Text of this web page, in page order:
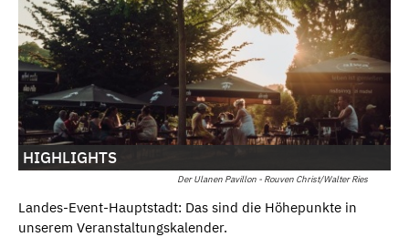
Der Ulanen Pavillon - Rouven Christ/Walter Ries
HIGHLIGHTS
Landes-Event-Hauptstadt: Das sind die Höhepunkte in
unserem Veranstaltungskalender.